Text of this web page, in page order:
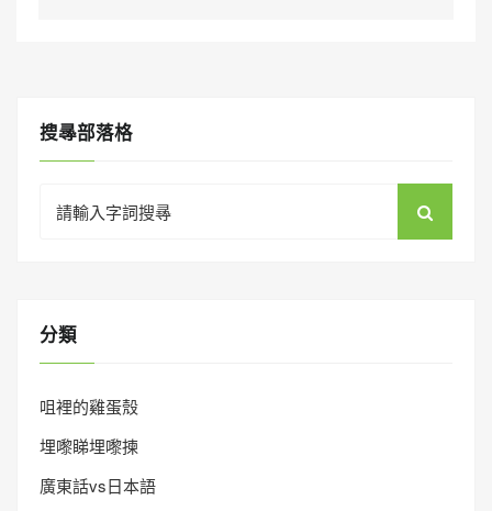
搜㝷部落格
for:
分類
咀裡的雞蛋殼
埋嚟睇埋嚟揀
廣東話vs日本語